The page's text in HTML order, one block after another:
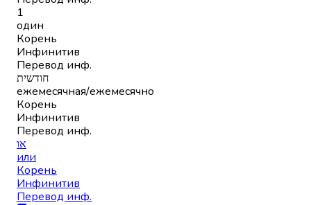
1
один
Корень
Инфинитив
Перевод инф.
חודשית
ежемесячная/ежемесячно
Корень
Инфинитив
Перевод инф.
או
или
Корень
Инфинитив
Перевод инф.